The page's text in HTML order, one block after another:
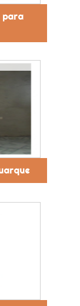
para